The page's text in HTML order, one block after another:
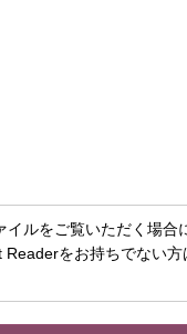
イルをご覧いただく場
Readerをお持ちでない